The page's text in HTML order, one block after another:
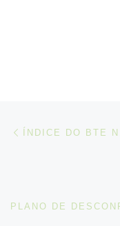
Post
ÍNDICE DO BTE